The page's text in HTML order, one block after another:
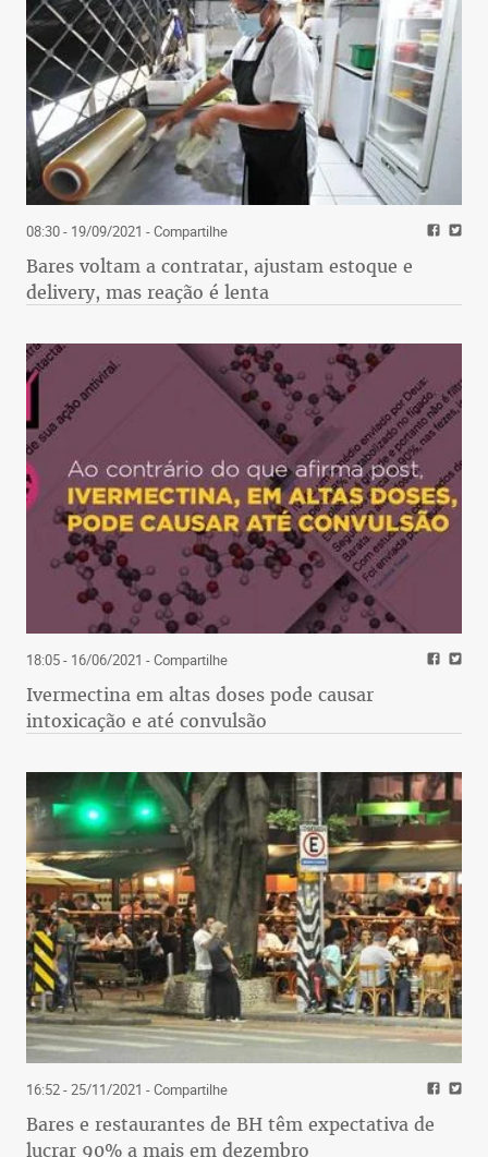
08:30 - 19/09/2021 - Compartilhe
Bares voltam a contratar, ajustam estoque e
delivery, mas reação é lenta
18:05 - 16/06/2021 - Compartilhe
Ivermectina em altas doses pode causar
intoxicação e até convulsão
16:52 - 25/11/2021 - Compartilhe
Bares e restaurantes de BH têm expectativa de
lucrar 90% a mais em dezembro